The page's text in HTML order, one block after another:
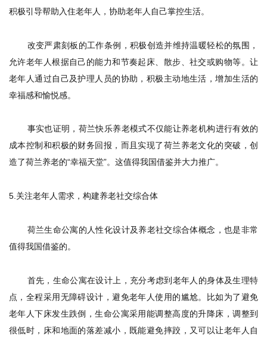
积极引导帮助入住老年人，协助老年人自己掌控生活。
改变严肃刻板的工作条例，积极创造并维持温暖轻松的氛围，
允许老年人根据自己的能力和节奏起床、散步、社交或购物等。让
老年人通过自己及护理人员的协助，积极主动地生活，增加生活的
幸福感和愉悦感。
事实也证明，荷兰快乐养老模式不仅能让养老机构进行有效的
成本控制和积极的财务回报，而且实现了荷兰养老文化的突破，创
造了荷兰养老的“幸福天堂”。这值得我国借鉴并大力推广。
5. 关注老年人需求，构建养老社交综合体
荷兰生命公寓的人性化设计及养老社交综合体概念，也是非常
值得我国借鉴的。
首先，生命公寓在设计上，充分考虑到老年人的身体及生理特
点，全程采用无障碍设计，避免老年人使用的尴尬。比如为了避免
老年人下床发生跌倒，生命公寓采用能调整高度的升降床，调整到
很低时，床和地面的落差减小，既能避免摔跤，又可以让老年人自